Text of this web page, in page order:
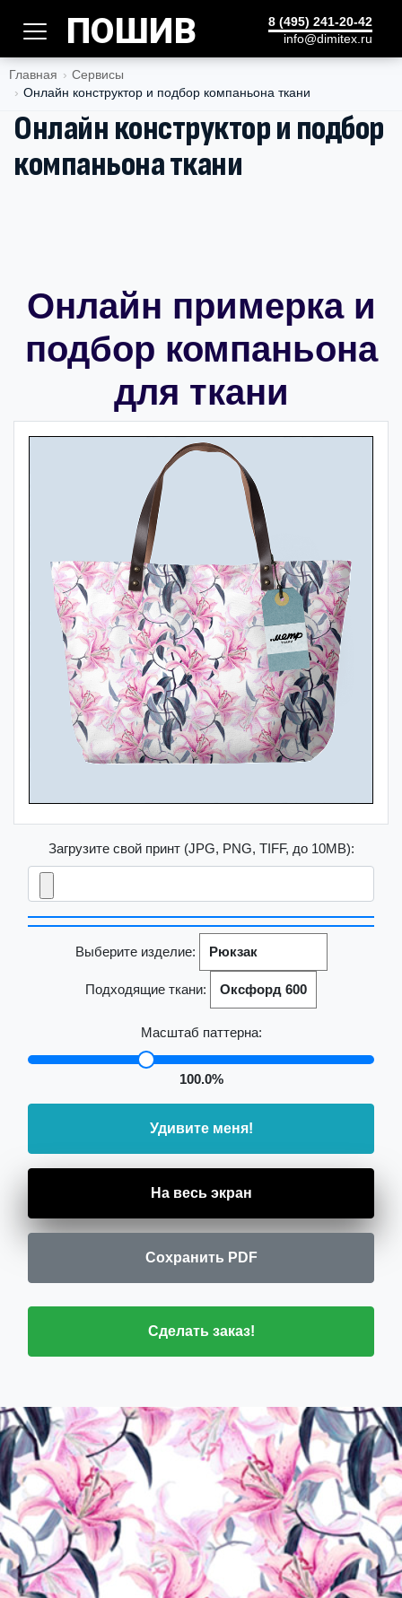
ПОШИВ
8 (495) 241-20-42
info@dimitex.ru
Главная
Сервисы
Онлайн конструктор и подбор компаньона ткани
Онлайн конструктор и подбор
компаньона ткани
Онлайн примерка и
подбор компаньона
для ткани
Загрузите свой принт (JPG, PNG, TIFF, до 10MB):
Выберите изделие:
Подходящие ткани:
Масштаб паттерна:
100.0%
Удивите меня!
На весь экран
Сохранить PDF
Сделать заказ!